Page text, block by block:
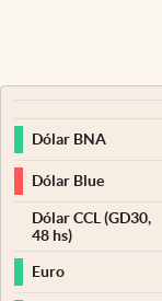
Dólar BNA
Dólar Blue
Dólar CCL (GD30,
48 hs)
Euro